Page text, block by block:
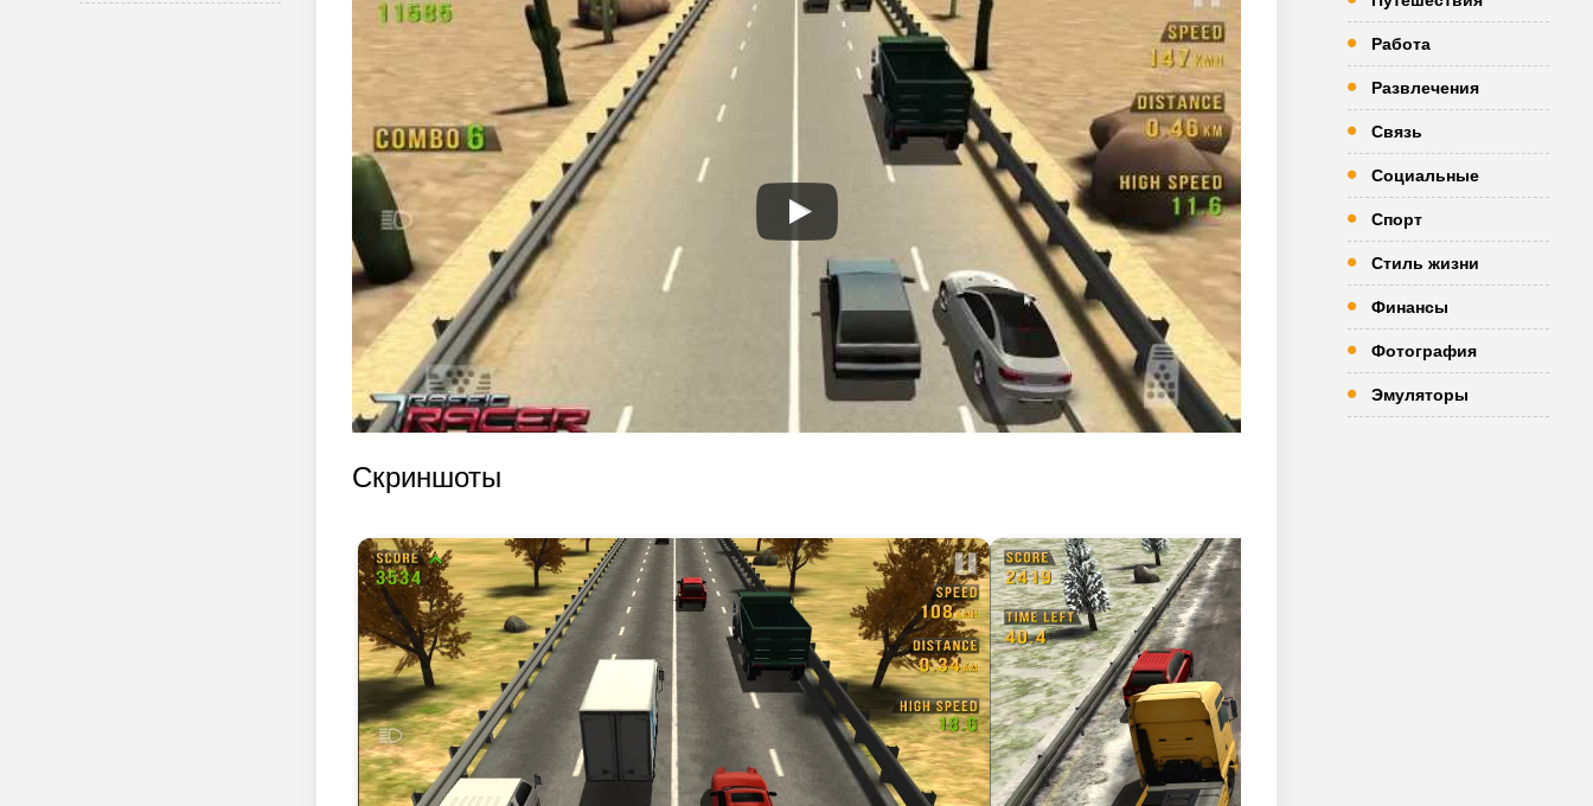
Скриншоты
Работа
Развлечения
Связь
Социальные
Спорт
Стиль жизни
Финансы
Фотография
Эмуляторы